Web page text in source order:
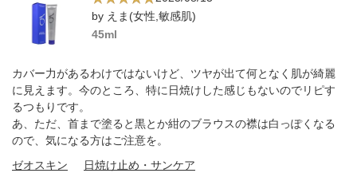
by えま(女性,敏感肌)
45ml
カバー力があるわけではないけど、ツヤが出て何となく肌が綺麗
に見えます。今のところ、特に日焼けした感じもないのでリピす
るつもりです。
あ、ただ、首まで塗ると黒とか紺のブラウスの襟は白っぽくなる
ので、気になる方はご注意を。
ゼオスキン
日焼け止め・サンケア